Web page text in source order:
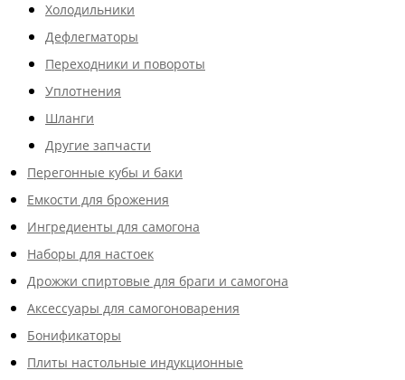
Холодильники
Дефлегматоры
Переходники и повороты
Уплотнения
Шланги
Другие запчасти
Перегонные кубы и баки
Емкости для брожения
Ингредиенты для самогона
Наборы для настоек
Дрожжи спиртовые для браги и самогона
Аксессуары для самогоноварения
Бонификаторы
Плиты настольные индукционные